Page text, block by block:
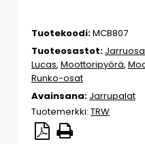
Tuotekoodi:MCB807
Tuoteosastot:
Lucas, Moottoripyörä,
Runko-osat
Avainsana: Jarrupalat
Tuotemerkki: TRW